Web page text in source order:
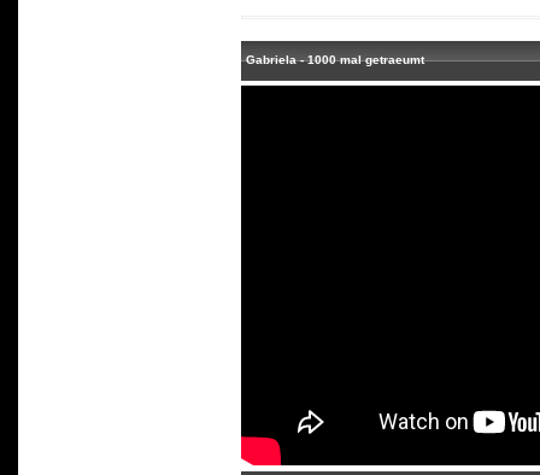
Gabriela - 1000 mal getraeumt